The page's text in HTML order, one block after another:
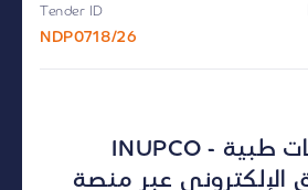
Tender ID
NDP0718/26
INUPCO - تأمين مستلزمات طبية